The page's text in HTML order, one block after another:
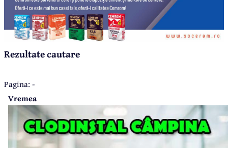
Rezultate cautare
Pagina: -
Vremea